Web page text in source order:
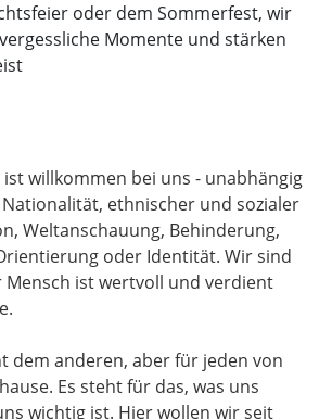
oder dem Sommerfest, wir
Momente und stärken
ist willkommen bei uns - unabhängig
ethnischer und sozialer
Weltanschauung, Behinderung,
oder Identität. Wir sind
Mensch ist wertvoll und verdient
dem anderen, aber für jeden von
Es steht für das, was uns
wichtig ist. Hier wollen wir seit